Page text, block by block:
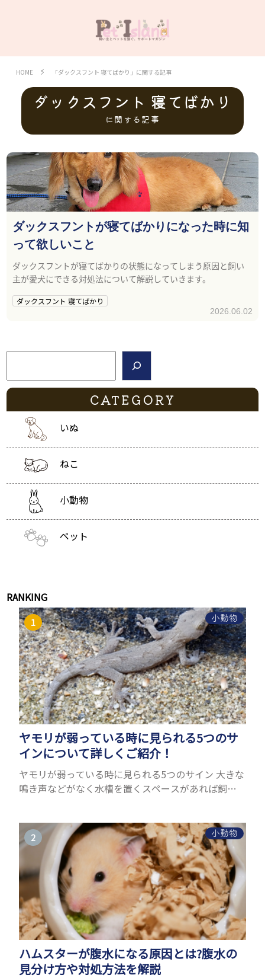
HOME 「ダックスフント 寝てばかり」に関する記事
ダックスフント 寝てばかり
に関する記事
ダックスフントが寝てばかりになった時に知
って欲しいこと
ダックスフントが寝てばかりの状態になってしまう原因と飼い
主が愛犬にできる対処法について解説していきます。
ダックスフント 寝てばかり
2026.06.02
検索
CATEGORY
いぬ
ねこ
小動物
ペット
RANKING
小動物
ヤモリが弱っている時に見られる5つのサ
インについて詳しくご紹介！
ヤモリが弱っている時に見られる5つのサイン 大きな
鳴き声などがなく水槽を置くスペースがあれば飼う
でしょうか...
小動物
ハムスターが腹水になる原因とは?腹水の
見分け方や対処方法を解説